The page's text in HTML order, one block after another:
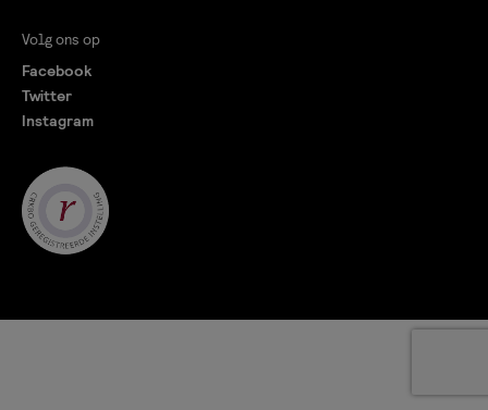
Volg ons op
Facebook
Twitter
Instagram